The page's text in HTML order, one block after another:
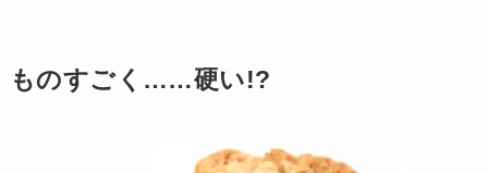
ものすごく……硬い!?